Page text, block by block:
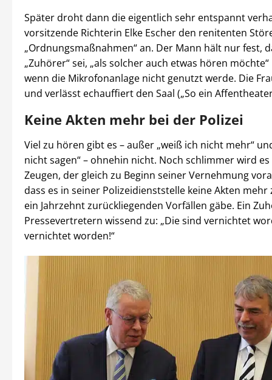
Später droht dann die eigentlich sehr entspannt
vorsitzende Richterin Elke Escher den renitenten
„Ordnungsmaßnahmen“ an. Der Mann hält nur fest,
„Zuhörer“ sei, „als solcher auch etwas hören möchte“
wenn die Mikrofonanlage nicht genutzt werde. Die
und verlässt echauffiert den Saal („So ein
Keine Akten mehr bei der Polizei
Viel zu hören gibt es – außer „weiß ich nicht mehr“
nicht sagen“ – ohnehin nicht. Noch schlimmer wird
Zeugen, der gleich zu Beginn seiner Vernehmung
dass es in seiner Polizeidienststelle keine Akten mehr
ein Jahrzehnt zurückliegenden Vorfällen gäbe. Ein
Pressevertretern wissend zu: „Die sind vernichtet
vernichtet worden!“